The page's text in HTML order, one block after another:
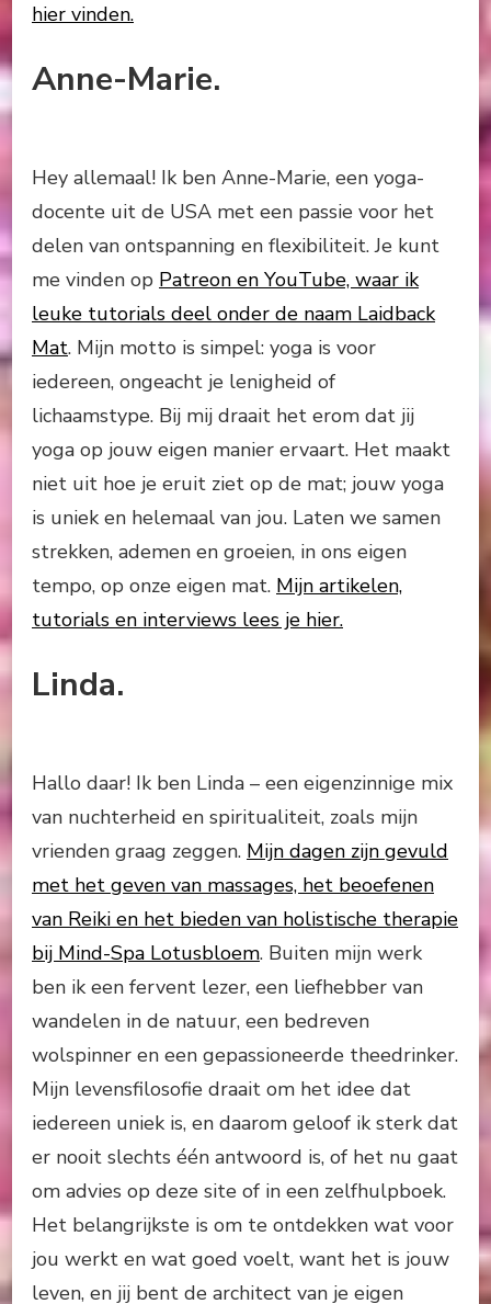
hier vinden.
Anne-Marie.
Hey allemaal! Ik ben Anne-Marie, een yoga-
docente uit de USA met een passie voor het
delen van ontspanning en flexibiliteit. Je kunt
me vinden op Patreon en YouTube, waar ik
leuke tutorials deel onder de naam Laidback
Mat. Mijn motto is simpel: yoga is voor
iedereen, ongeacht je lenigheid of
lichaamstype. Bij mij draait het erom dat jij
yoga op jouw eigen manier ervaart. Het maakt
niet uit hoe je eruit ziet op de mat; jouw yoga
is uniek en helemaal van jou. Laten we samen
strekken, ademen en groeien, in ons eigen
tempo, op onze eigen mat. Mijn artikelen,
tutorials en interviews lees je hier.
Linda.
Hallo daar! Ik ben Linda – een eigenzinnige mix
van nuchterheid en spiritualiteit, zoals mijn
vrienden graag zeggen. Mijn dagen zijn gevuld
met het geven van massages, het beoefenen
van Reiki en het bieden van holistische therapie
bij Mind-Spa Lotusbloem. Buiten mijn werk
ben ik een fervent lezer, een liefhebber van
wandelen in de natuur, een bedreven
wolspinner en een gepassioneerde theedrinker.
Mijn levensfilosofie draait om het idee dat
iedereen uniek is, en daarom geloof ik sterk dat
er nooit slechts één antwoord is, of het nu gaat
om advies op deze site of in een zelfhulpboek.
Het belangrijkste is om te ontdekken wat voor
jou werkt en wat goed voelt, want het is jouw
leven, en jij bent de architect van je eigen